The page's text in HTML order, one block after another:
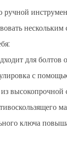
для болтов
с
высокопрочной
ключа